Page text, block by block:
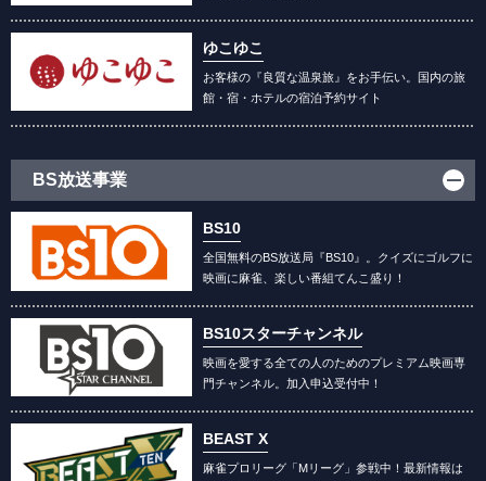
ゆこゆこ
お客様の『良質な温泉旅』をお手伝い。国内の旅
館・宿・ホテルの宿泊予約サイト
BS放送事業
BS10
全国無料のBS放送局『BS10』。クイズにゴルフに
映画に麻雀、楽しい番組てんこ盛り！
BS10スターチャンネル
映画を愛する全ての人のためのプレミアム映画専
門チャンネル。加入申込受付中！
BEAST X
麻雀プロリーグ「Mリーグ」参戦中！最新情報は